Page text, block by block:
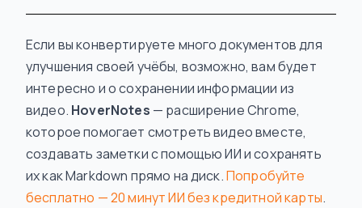
Если вы конвертируете много документов для
улучшения своей учёбы, возможно, вам будет
интересно и о сохранении информации из
видео. HoverNotes — расширение Chrome,
которое помогает смотреть видео вместе,
создавать заметки с помощью ИИ и сохранять
их как Markdown прямо на диск.Попробуйте
бесплатно — 20 минут ИИ без кредитной карты.